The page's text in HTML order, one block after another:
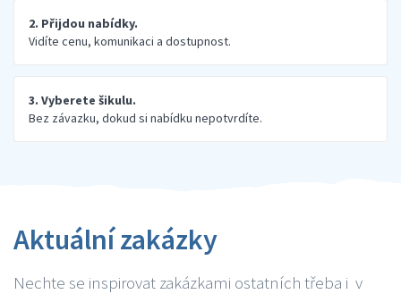
2. Přijdou nabídky.
Vidíte cenu, komunikaci a dostupnost.
3. Vyberete šikulu.
Bez závazku, dokud si nabídku nepotvrdíte.
Aktuální zakázky
Nechte se inspirovat zakázkami ostatních třeba i v